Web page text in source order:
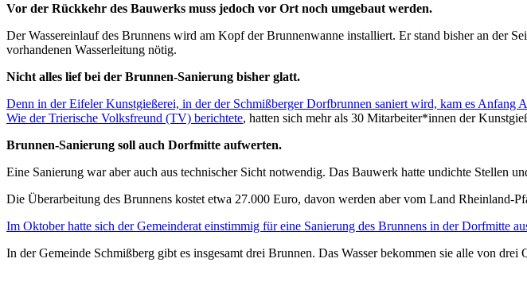
Vor der Rückkehr des Bauwerks muss jedoch vor Ort noch umgebaut werden.
Der Wassereinlauf des Brunnens wird am Kopf der Brunnenwanne installiert. Er stand bisher an der
vorhandenen Wasserleitung nötig.
Nicht alles lief bei der Brunnen-Sanierung bisher glatt.
Denn in der Eifeler Kunstgießerei, in der der Schmißberger Dorfbrunnen saniert wird, kam es Anfang
Wie der Trierische Volksfreund (TV) berichtete, hatten sich mehr als 30 Mitarbeiter*innen der
Brunnen-Sanierung soll auch Dorfmitte aufwerten.
Eine Sanierung war aber auch aus technischer Sicht notwendig. Das Bauwerk hatte undichte Stellen
Die Überarbeitung des Brunnens kostet etwa 27.000 Euro, davon werden aber vom Land Rheinland-
Im Oktober hatte sich der Gemeinderat einstimmig für eine Sanierung des Brunnens in der Dorfmitte
In der Gemeinde Schmißberg gibt es insgesamt drei Brunnen. Das Wasser bekommen sie alle von drei